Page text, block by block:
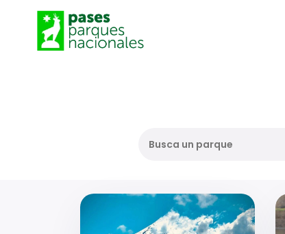
Busca un parque